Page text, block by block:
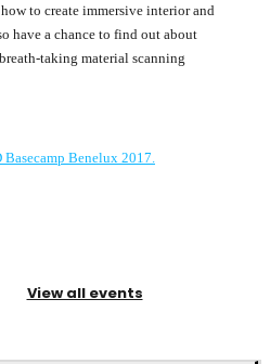
to create immersive interior and
have a chance to find out about
taking material scanning
Benelux 2017.
View all events